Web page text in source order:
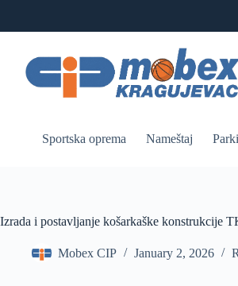
content
Sportska oprema Nameštaj
Izrada i postavljanje košarkaške konstrukcije
Mobex CIP January 2, 2026